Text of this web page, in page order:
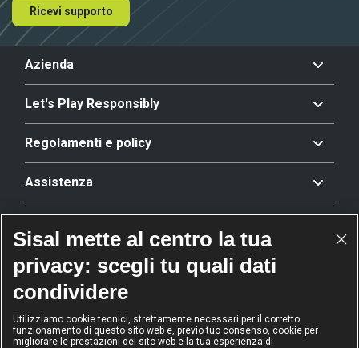
Ricevi supporto
Azienda
Let's Play Responsibly
Regolamenti e policy
Assistenza
Riconoscimenti
2024
2024
2024
2024
Sisal mette al centro la tua
privacy: scegli tu quali dati
condividere
Utilizziamo cookie tecnici, strettamente necessari per il corretto
funzionamento di questo sito web e, previo tuo consenso, cookie per
migliorare le prestazioni del sito web e la tua esperienza di